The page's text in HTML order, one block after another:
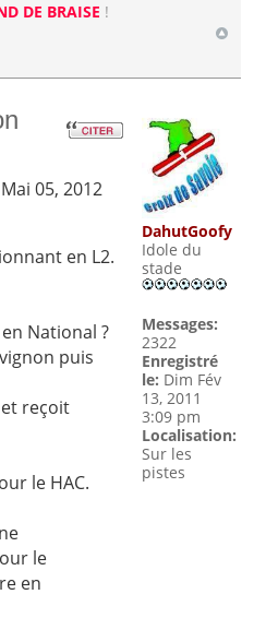
DE BRAISE !
05, 2012
en L2.
National ?
puis
et reçoit
le HAC.
le
en
DahutGoofy
Idole du
stade
Messages:
2322
Enregistré
le: Dim Fév
13, 2011
3:09 pm
Localisation:
Sur les
pistes